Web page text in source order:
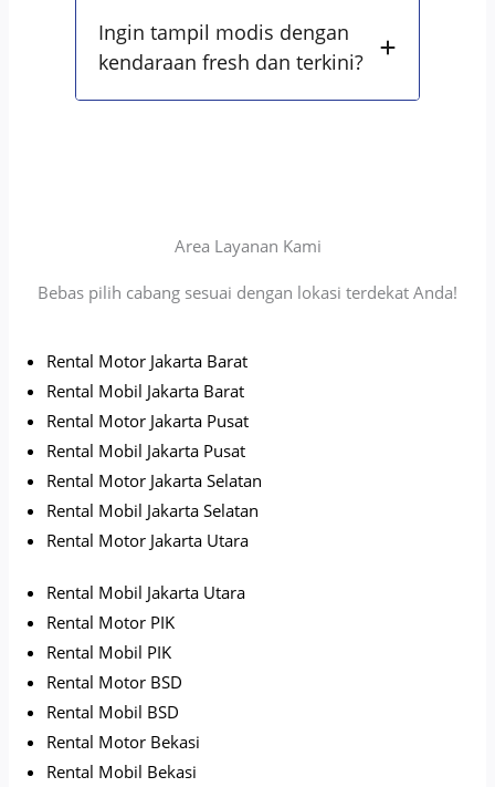
Ingin tampil modis dengan
kendaraan fresh dan terkini?
Area Layanan Kami
Bebas pilih cabang sesuai dengan lokasi terdekat Anda!
Rental Motor Jakarta Barat
Rental Mobil Jakarta Barat
Rental Motor Jakarta Pusat
Rental Mobil Jakarta Pusat
Rental Motor Jakarta Selatan
Rental Mobil Jakarta Selatan
Rental Motor Jakarta Utara
Rental Mobil Jakarta Utara
Rental Motor PIK
Rental Mobil PIK
Rental Motor BSD
Rental Mobil BSD
Rental Motor Bekasi
Rental Mobil Bekasi